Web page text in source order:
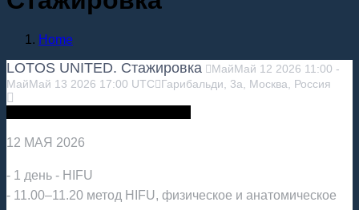
Home
LOTOS UNITED. Стажировка МайМай 12 2026 11:00 -
МайМай 13 2026 17:00 UTC Гарибальди, 3а, Москва, Россия
12 МАЯ 2026
- 1 день - HIFU
- 11.00–11.20 метод HIFU, физическое и анатомическое